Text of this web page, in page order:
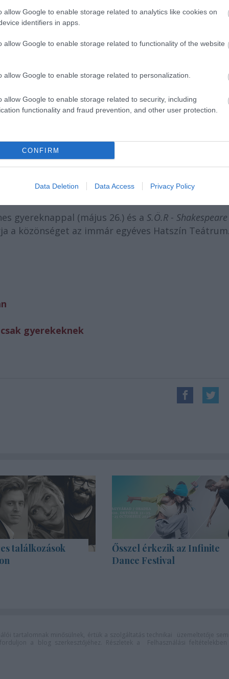
allow Google to enable storage related to analytics like cookies on
identifiers in apps.
allow Google to enable storage related to functionality of the website
allow Google to enable storage related to personalization.
allow Google to enable storage related to security, including
functionality and fraud prevention, and other user protection.
CONFIRM
Data Deletion Data Access Privacy Policy
ünnepli a születésnapját. Április 30-ig 30%-kal
nézők a gyerek előadásokra, ígyA rendíthetetlen
cipellők re, a Bumbá ra és az Az úgy volt…-ra,
re is jár 20% kedvezmény.
gyereknappal (május 26.) és a S.Ö.R - Shakespeare
a közönséget az immár egyéves Hatszín
gyerekeknek
találkozások
Ősszel érkezik az Infinite
Dance Festival